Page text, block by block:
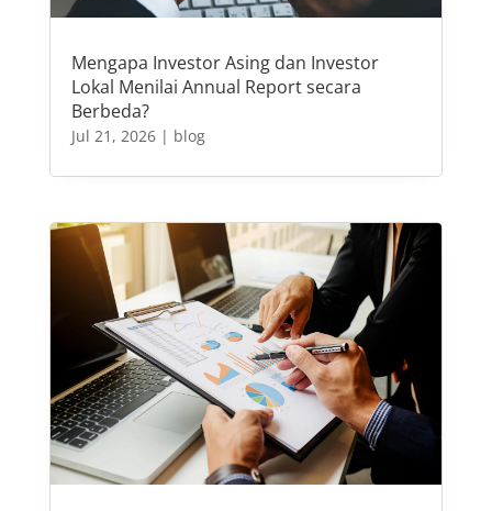
Mengapa Investor Asing dan Investor
Lokal Menilai Annual Report secara
Berbeda?
Jul 21, 2026| blog